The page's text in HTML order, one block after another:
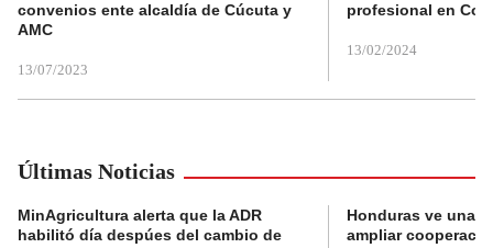
convenios ente alcaldía de Cúcuta y
AMC
13/07/2023
profesional en
13/02/2024
Últimas Noticias
MinAgricultura alerta que la ADR
habilitó día despúes del cambio de
Honduras ve una
ampliar